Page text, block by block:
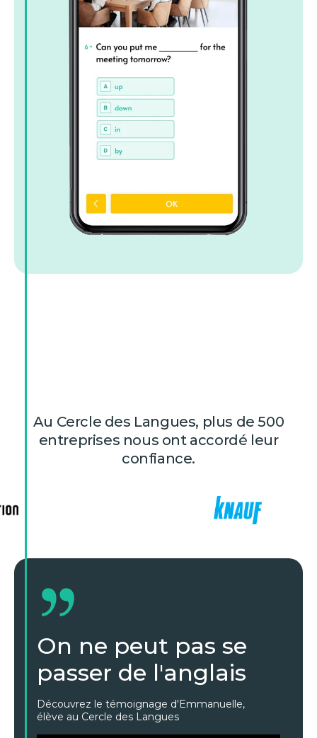
Au Cercle des Langues, plus de 500
entreprises nous ont accordé leur
confiance.
On ne peut pas se
passer de l'anglais
Découvrez le témoignage d'Emmanuelle,
élève au Cercle des Langues